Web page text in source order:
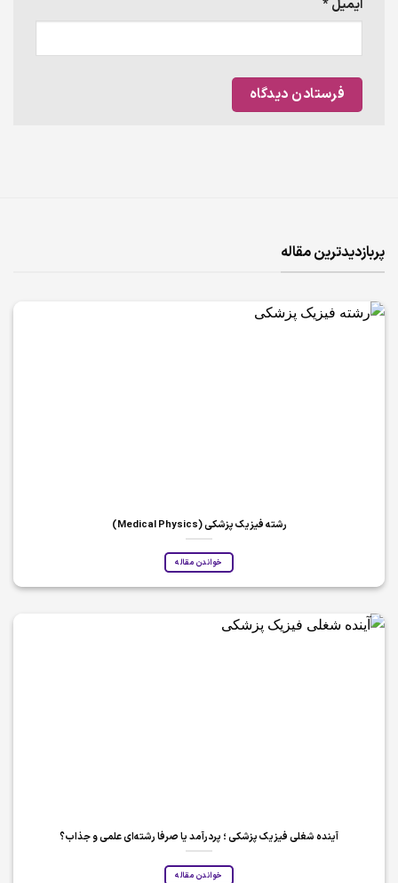
ایمیل*
پربازدیدترین مقاله
رشته فیزیک پزشکی (Medical Physics)
خواندن مقاله
آینده شغلی فیزیک پزشکی ؛ پردرآمد یا صرفا رشته‌ای علمی و جذاب؟
خواندن مقاله